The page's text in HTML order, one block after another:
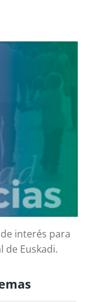
interés para
de Euskadi.